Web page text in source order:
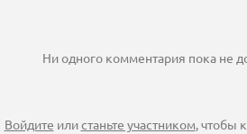
Ни одного комментария пока не
Войдите илистаньте участником, чтобы